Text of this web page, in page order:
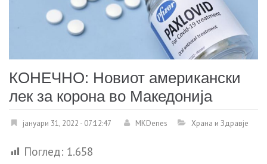
КОНЕЧНО: Новиот американски
лек за корона во Македонија
јануари 31, 2022 - 07:12:47 MKDenes Храна и Здравје
Поглед: 1.658